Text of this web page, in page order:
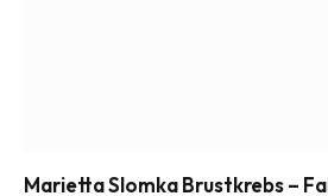
Marietta Slomka Brustkrebs –